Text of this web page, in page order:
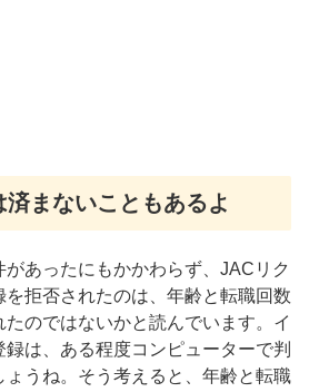
まないこともあるよ
あったにもかかわらず、JACリク
拒否されたのは、年齢と転職回数
のではないかと読んでいます。イ
は、ある程度コンピューターで判
ょうね。そう考えると、年齢と転職